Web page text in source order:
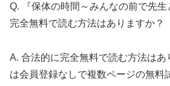
Q. 『保体の時間～みんなの前で先
完全無料で読む方法はありますか？
A. 合法的に完全無料で読む方法は
は会員登録なしで複数ページの無料